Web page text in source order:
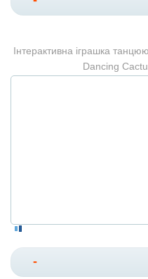
Інтерактивна іграшка
Dancing
-